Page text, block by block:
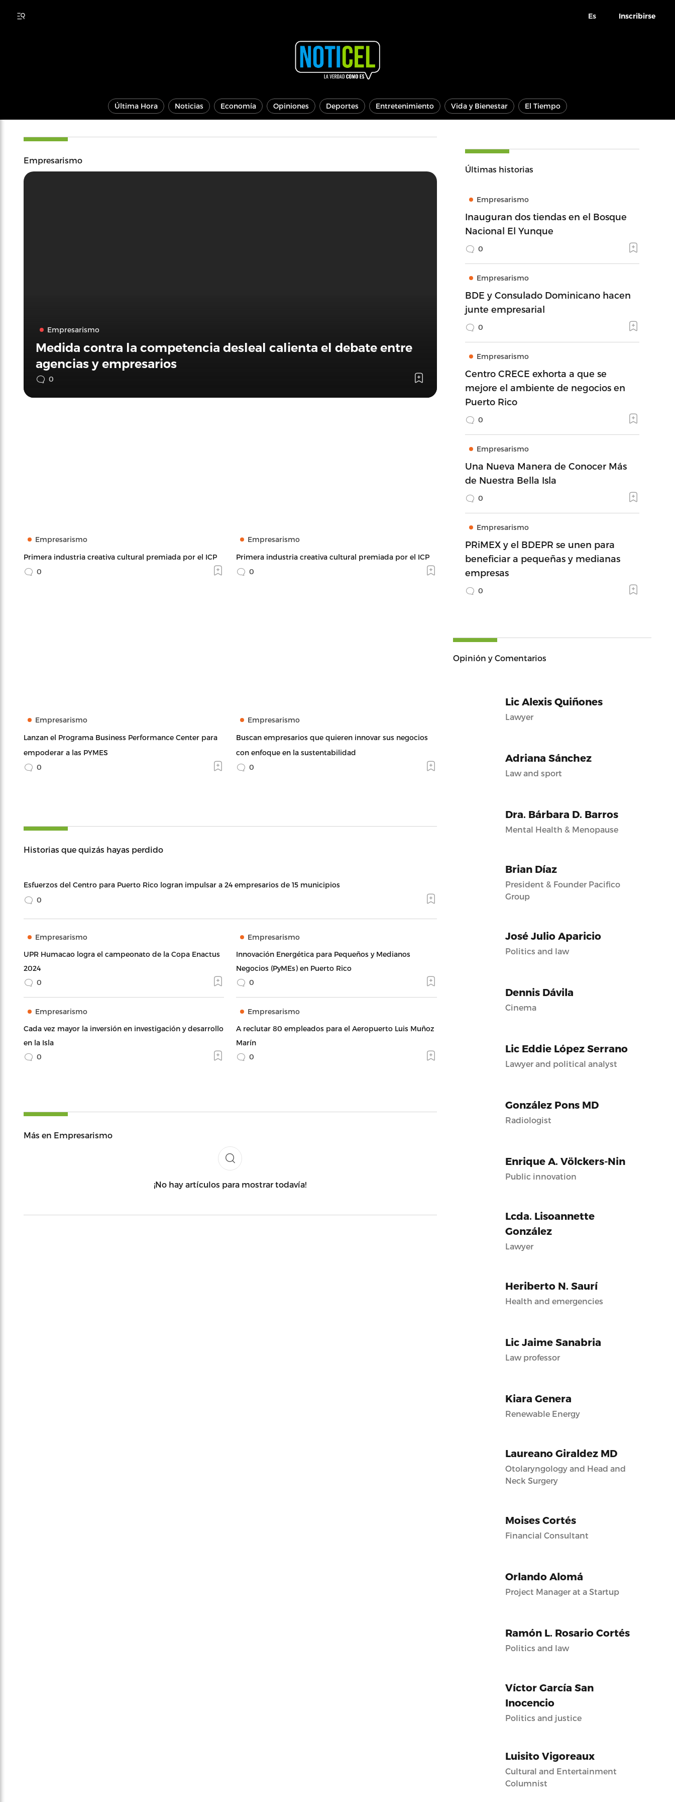
Es Inscribirse
Última Hora Noticias Economía Opiniones Deportes Entretenimiento Vida y Bienestar El Tiempo
Empresarismo
Empresarismo
Medida contra la competencia desleal calienta el debate entre
agencias y empresarios
0
Empresarismo
Primera industria creativa cultural premiada por el ICP
0
Empresarismo
Primera industria creativa cultural premiada por el ICP
0
Empresarismo
Lanzan el Programa Business Performance Center para
empoderar a las PYMES
0
Empresarismo
Buscan empresarios que quieren innovar sus negocios
con enfoque en la sustentabilidad
0
Historias que quizás hayas perdido
Esfuerzos del Centro para Puerto Rico logran impulsar a 24 empresarios de 15 municipios
0
Empresarismo
UPR Humacao logra el campeonato de la Copa Enactus
2024
0
Empresarismo
Innovación Energética para Pequeños y Medianos
Negocios (PyMEs) en Puerto Rico
0
Empresarismo
Cada vez mayor la inversión en investigación y desarrollo
en la Isla
0
Empresarismo
A reclutar 80 empleados para el Aeropuerto Luis Muñoz
Marín
0
Más en Empresarismo
¡No hay artículos para mostrar todavía!
Últimas historias
Empresarismo
Inauguran dos tiendas en el Bosque
Nacional El Yunque
0
Empresarismo
BDE y Consulado Dominicano hacen
junte empresarial
0
Empresarismo
Centro CRECE exhorta a que se
mejore el ambiente de negocios en
Puerto Rico
0
Empresarismo
Una Nueva Manera de Conocer Más
de Nuestra Bella Isla
0
Empresarismo
PRiMEX y el BDEPR se unen para
beneficiar a pequeñas y medianas
empresas
0
Opinión y Comentarios
Lic Alexis Quiñones
Lawyer
Adriana Sánchez
Law and sport
Dra. Bárbara D. Barros
Mental Health & Menopause
Brian Díaz
President & Founder Pacifico
Group
José Julio Aparicio
Politics and law
Dennis Dávila
Cinema
Lic Eddie López Serrano
Lawyer and political analyst
González Pons MD
Radiologist
Enrique A. Völckers-Nin
Public innovation
Lcda. Lisoannette
González
Lawyer
Heriberto N. Saurí
Health and emergencies
Lic Jaime Sanabria
Law professor
Kiara Genera
Renewable Energy
Laureano Giraldez MD
Otolaryngology and Head and
Neck Surgery
Moises Cortés
Financial Consultant
Orlando Alomá
Project Manager at a Startup
Ramón L. Rosario Cortés
Politics and law
Víctor García San
Inocencio
Politics and justice
Luisito Vigoreaux
Cultural and Entertainment
Columnist